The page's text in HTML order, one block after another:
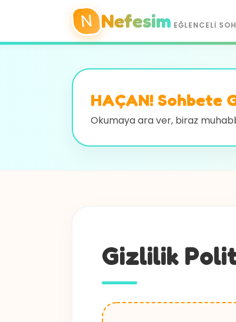
N Nefesim EĞLENCELI
HAÇAN! Sohbete
Okumaya ara ver, biraz
Gizlilik